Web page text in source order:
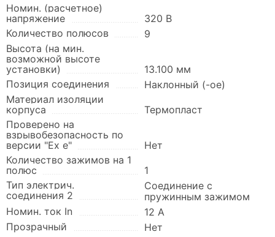
Номин. (расчетное)
напряжение
320 В
Количество полюсов
9
Высота (на мин.
возможной высоте
установки)
13.100 мм
Позиция соединения
Наклонный (-ое)
Материал изоляции
корпуса
Термопласт
Проверено на
взрывобезопасность по
версии "Ex e"
Нет
Количество зажимов на 1
полюс
1
Тип электрич.
соединения 2
Соединение с
пружинным зажимом
Номин. ток In
12 А
Прозрачный
Нет